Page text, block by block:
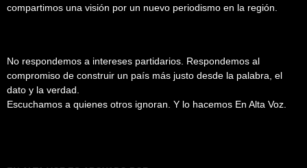
compartimos una visión por un nuevo periodismo en la región.
No respondemos a intereses partidarios. Respondemos al
compromiso de construir un país más justo desde la palabra, el
dato y la verdad.
Escuchamos a quienes otros ignoran. Y lo hacemos En Alta Voz.